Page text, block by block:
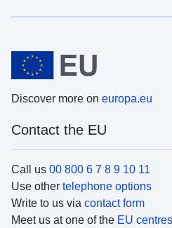
Discover more on europa.eu
Contact the EU
Call us 00 800 6 7 8 9 10 11
Use other telephone options
Write to us via contact form
Meet us at one of the EU centres